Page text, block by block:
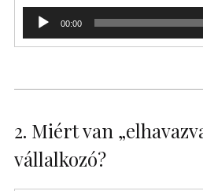
Audió
lejátszó00:00
2. Miért van
vállalkozó?